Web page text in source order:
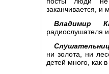
заканчивается,
Владимир
радиослушателя
ни золота, ни
детей много, как